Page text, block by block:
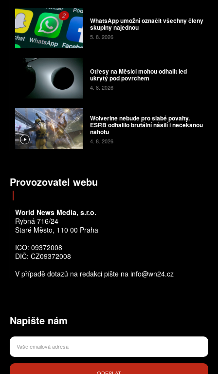
WhatsApp umožní označit všechny členy
skupiny najednou
5. 8. 2026
Otřesy na Měsíci mohou odhalit led
ukrytý pod povrchem
4. 8. 2026
Wolverine nebude pro slabé povahy.
ESRB odhalilo brutální násilí i nečekanou
nahotu
4. 8. 2026
Provozovatel webu
World News Media, s.r.o.
Rybná 716/24
Staré Město, 110 00 Praha
IČO: 09372008
DIČ: CZ09372008
V případě dotazů na redakci pište na info@wn24.cz
Napište nám